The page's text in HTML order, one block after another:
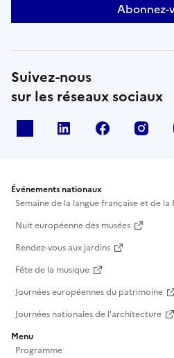
Abonnez-
Suivez-nous
sur les réseaux sociaux
Linkedin Facebook
Événements nationaux
Semaine de la langue française et de
Nuit européenne des musées
Rendez-vous aux jardins
Fête de la musique
Journées européennes du patrimoine
Journées nationales de l'architecture
Menu
Programme